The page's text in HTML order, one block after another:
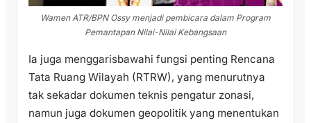
Wamen ATR/BPN Ossy menjadi pembicara dalam Program
Pemantapan Nilai-Nilai Kebangsaan
Ia juga menggarisbawahi fungsi penting Rencana
Tata Ruang Wilayah (RTRW), yang menurutnya
tak sekadar dokumen teknis pengatur zonasi,
namun juga dokumen geopolitik yang menentukan